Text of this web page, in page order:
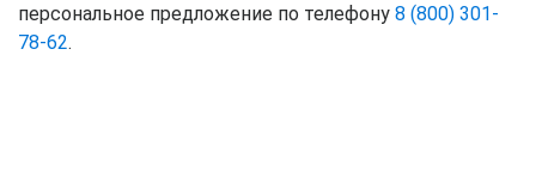
персональное предложение по телефону 8 (800) 301-
78-62.